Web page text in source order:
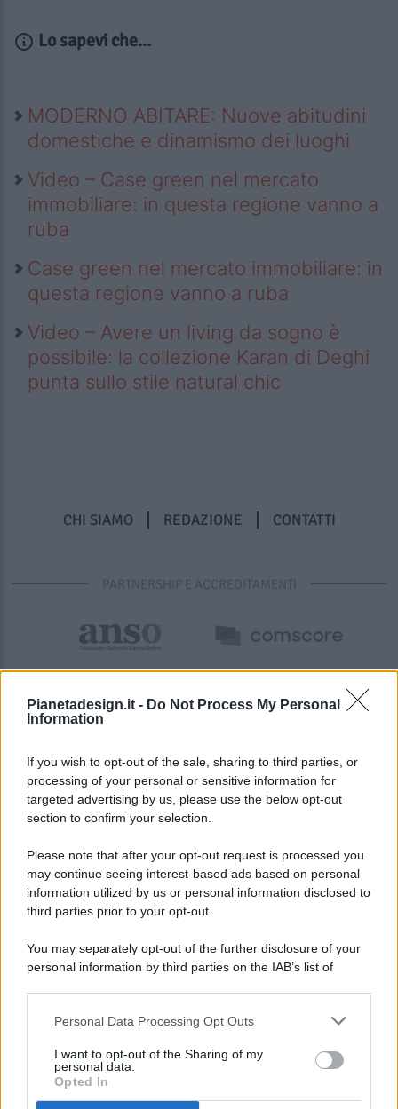
Pianetadesign.it - Do Not Process My Personal
Information
If you wish to opt-out of the sale, sharing to third parties, or
processing of your personal or sensitive information for
targeted advertising by us, please use the below opt-out
section to confirm your selection.
Please note that after your opt-out request is processed you
may continue seeing interest-based ads based on personal
information utilized by us or personal information disclosed to
third parties prior to your opt-out.
You may separately opt-out of the further disclosure of your
personal information by third parties on the IAB’s list of
This information may also be disclosed by us to third parties
disclose it to other third parties.
Personal Data Processing Opt Outs
I want to opt-out of the Sharing of my
personal data.
Opted In
Lo sapevi che...
MODERNO ABITARE: Nuove abitudini
domestiche e dinamismo dei luoghi
Video – Case green nel mercato
immobiliare: in questa regione vanno a
ruba
Case green nel mercato immobiliare: in
questa regione vanno a ruba
Video – Avere un living da sogno è
possibile: la collezione Karan di Deghi
punta sullo stile natural chic
CHI SIAMO REDAZIONE CONTATTI
PARTNERSHIP E ACCREDITAMENTI
© 2026 - Pianeta Design - P.IVA 04827280654 - Testata
Registrata Al Tribunale Di Nocera Inferiore N. 8/2020 - RG N.
ISCRIZIONE AL ROC N. 35792 – ISCRITTA ALL’ANSO
(ASSOCIAZIONE NAZIONALE STAMPA ONLINE)
PREFERENZE PRIVACY